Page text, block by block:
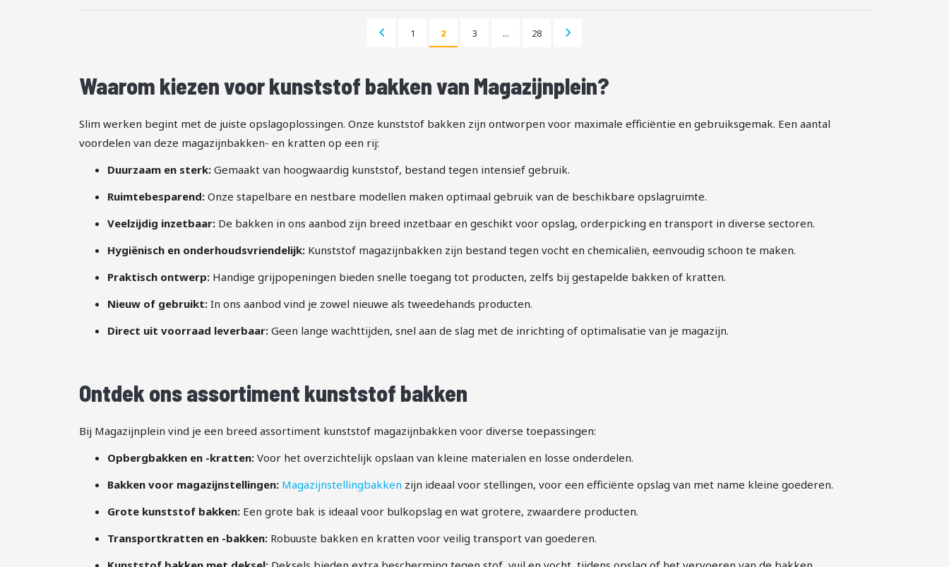
Pagina
Pagina
Vorige Pagina
1 U lees momenteel pagina
2 Pagina
3 ... Pagina
28 Pagina
Volgende
Waarom kiezen voor kunststof bakken van Magazijnplein?
Slim werken begint met de juiste opslagoplossingen. Onze kunststof bakken zijn ontworpen voor maximale efficiëntie en gebruiksgemak. Een aantal
voordelen van deze magazijnbakken- en kratten op een rij:
Duurzaam en sterk: Gemaakt van hoogwaardig kunststof, bestand tegen intensief gebruik.
Ruimtebesparend: Onze stapelbare en nestbare modellen maken optimaal gebruik van de beschikbare opslagruimte.
Veelzijdig inzetbaar: De bakken in ons aanbod zijn breed inzetbaar en geschikt voor opslag, orderpicking en transport in diverse sectoren.
Hygiënisch en onderhoudsvriendelijk: Kunststof magazijnbakken zijn bestand tegen vocht en chemicaliën, eenvoudig schoon te maken.
Praktisch ontwerp: Handige grijpopeningen bieden snelle toegang tot producten, zelfs bij gestapelde bakken of kratten.
Nieuw of gebruikt: In ons aanbod vind je zowel nieuwe als tweedehands producten.
Direct uit voorraad leverbaar: Geen lange wachttijden, snel aan de slag met de inrichting of optimalisatie van je magazijn.
Ontdek ons assortiment kunststof bakken
Bij Magazijnplein vind je een breed assortiment kunststof magazijnbakken voor diverse toepassingen:
Opbergbakken en -kratten: Voor het overzichtelijk opslaan van kleine materialen en losse onderdelen.
Bakken voor magazijnstellingen: Magazijnstellingbakken zijn ideaal voor stellingen, voor een efficiënte opslag van met name kleine goederen.
Grote kunststof bakken: Een grote bak is ideaal voor bulkopslag en wat grotere, zwaardere producten.
Transportkratten en -bakken: Robuuste bakken en kratten voor veilig transport van goederen.